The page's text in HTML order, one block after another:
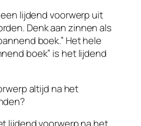
lijdend voorwerp uit
Denk aan zinnen als
boek.” Het hele
boek” is het lijdend
altijd na het